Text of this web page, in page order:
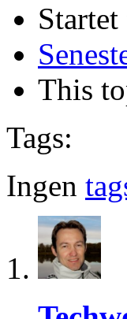
This
Tags:
Ingen